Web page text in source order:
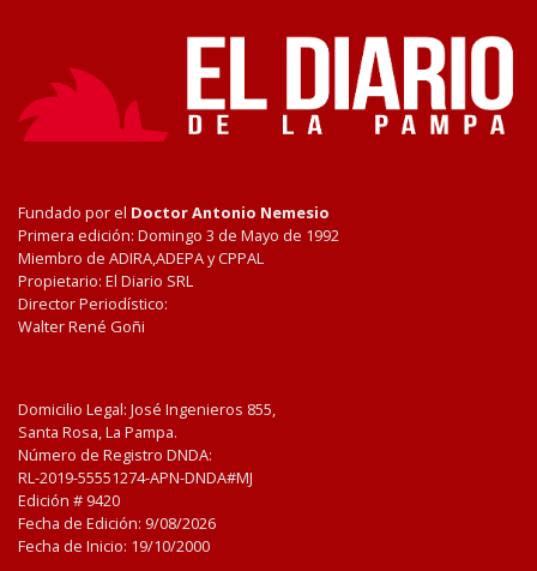
Fundado por el Doctor Antonio Nemesio
Primera edición: Domingo 3 de Mayo de 1992
Miembro de ADIRA,ADEPA y CPPAL
Propietario: El Diario SRL
Director Periodístico:
Walter René Goñi
Domicilio Legal: José Ingenieros 855,
Santa Rosa, La Pampa.
Número de Registro DNDA:
RL-2019-55551274-APN-DNDA#MJ
Edición # 9420
Fecha de Edición: 9/08/2026
Fecha de Inicio: 19/10/2000